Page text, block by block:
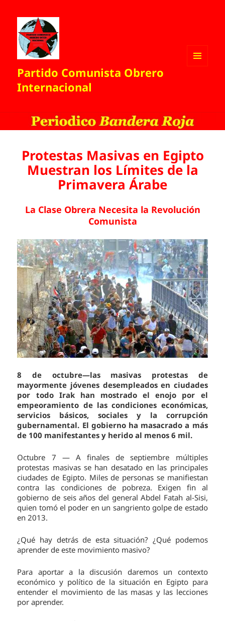
Partido Comunista Obrero
Internacional
Protestas Masivas en Egipto
Muestran los Límites de la
Primavera Árabe
La Clase Obrera Necesita la Revolución
Comunista
8 de octubre—las masivas protestas de
mayormente jóvenes desempleados en ciudades
por todo Irak han mostrado el enojo por el
empeoramiento de las condiciones económicas,
servicios básicos, sociales y la corrupción
gubernamental. El gobierno ha masacrado a más
de 100 manifestantes y herido al menos 6 mil.
Octubre 7 — A finales de septiembre múltiples
protestas masivas se han desatado en las principales
ciudades de Egipto. Miles de personas se manifiestan
contra las condiciones de pobreza. Exigen fin al
gobierno de seis años del general Abdel Fatah al-Sisi,
quien tomó el poder en un sangriento golpe de estado
en 2013.
¿Qué hay detrás de esta situación? ¿Qué podemos
aprender de este movimiento masivo?
Para aportar a la discusión daremos un contexto
económico y político de la situación en Egipto para
entender el movimiento de las masas y las lecciones
por aprender.